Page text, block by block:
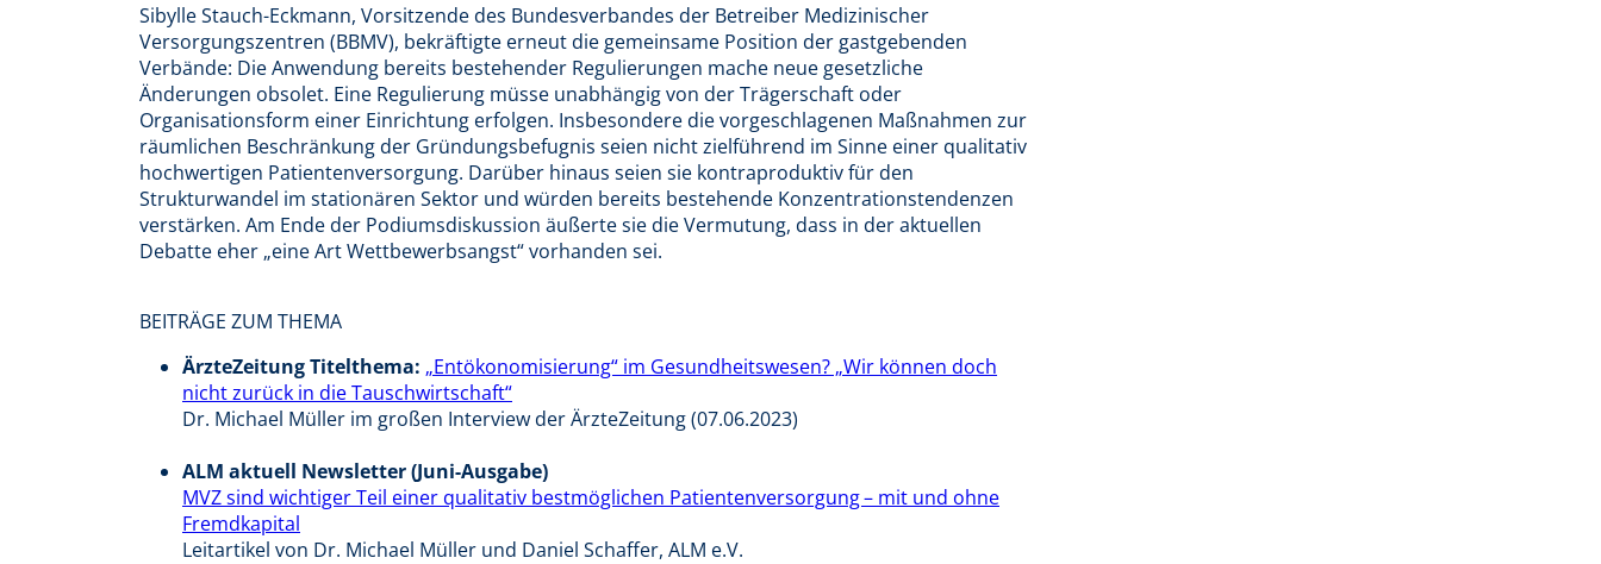
Sibylle Stauch-Eckmann, Vorsitzende des Bundesverbandes der Betreiber Medizinischer
Versorgungszentren (BBMV), bekräftigte erneut die gemeinsame Position der gastgebenden
Verbände: Die Anwendung bereits bestehender Regulierungen mache neue gesetzliche
Änderungen obsolet. Eine Regulierung müsse unabhängig von der Trägerschaft oder
Organisationsform einer Einrichtung erfolgen. Insbesondere die vorgeschlagenen Maßnahmen zur
räumlichen Beschränkung der Gründungsbefugnis seien nicht zielführend im Sinne einer qualitativ
hochwertigen Patientenversorgung. Darüber hinaus seien sie kontraproduktiv für den
Strukturwandel im stationären Sektor und würden bereits bestehende Konzentrationstendenzen
verstärken. Am Ende der Podiumsdiskussion äußerte sie die Vermutung, dass in der aktuellen
Debatte eher „eine Art Wettbewerbsangst“ vorhanden sei.
BEITRÄGE ZUM THEMA
ÄrzteZeitung Titelthema: „Entökonomisierung“ im Gesundheitswesen? „Wir können doch
nicht zurück in die Tauschwirtschaft“
Dr. Michael Müller im großen Interview der ÄrzteZeitung (07.06.2023)
ALM aktuell Newsletter (Juni-Ausgabe)
MVZ sind wichtiger Teil einer qualitativ bestmöglichen Patientenversorgung – mit und ohne
Fremdkapital
Leitartikel von Dr. Michael Müller und Daniel Schaffer, ALM e.V.